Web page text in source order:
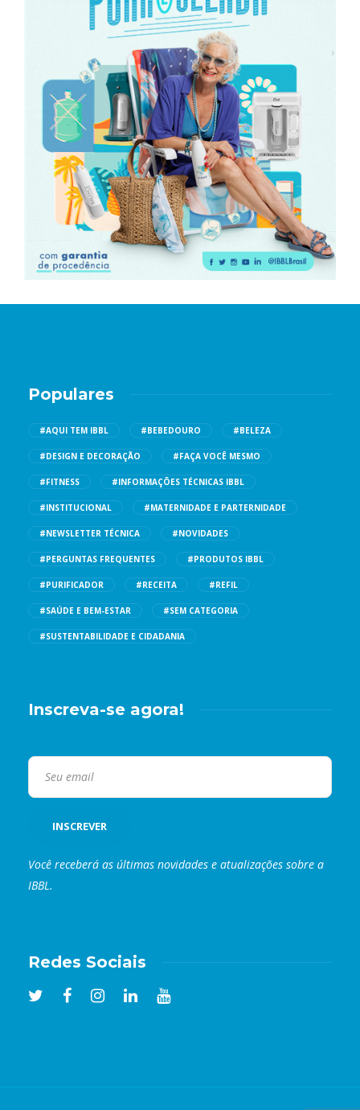
Populares
#AQUI TEM IBBL #BEBEDOURO #BELEZA
#DESIGN E DECORAÇÃO #FAÇA VOCÊ MESMO
#FITNESS #INFORMAÇÕES TÉCNICAS IBBL
#INSTITUCIONAL #MATERNIDADE E PARTERNIDADE
#NEWSLETTER TÉCNICA #NOVIDADES
#PERGUNTAS FREQUENTES #PRODUTOS IBBL
#PURIFICADOR #RECEITA #REFIL
#SAÚDE E BEM-ESTAR #SEM CATEGORIA
#SUSTENTABILIDADE E CIDADANIA
Inscreva-se agora!
Você receberá as últimas novidades e atualizações sobre a
IBBL.
Redes Sociais